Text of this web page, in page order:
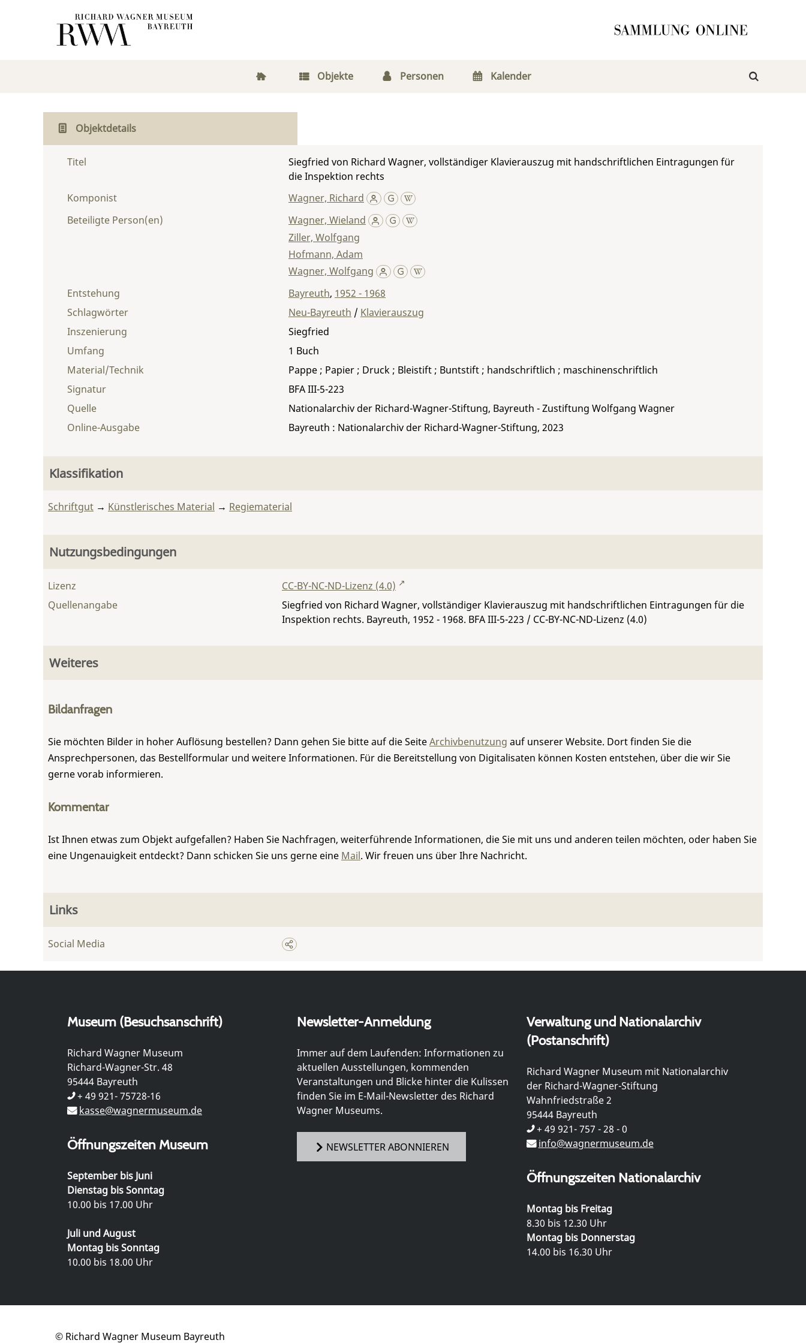
Objekte Personen Kalender
Objektdetails
Titel
Siegfried von Richard Wagner, vollständiger Klavierauszug mit handschriftlichen Eintragungen für
die Inspektion rechts
Komponist
Wagner, Richard
Beteiligte Person(en)
Wagner, Wieland
Ziller, Wolfgang
Hofmann, Adam
Wagner, Wolfgang
Entstehung
Bayreuth, 1952 - 1968
Umfang
1 Buch
Material/Technik
Pappe ; Papier ; Druck ; Bleistift ; Buntstift ; handschriftlich ; maschinenschriftlich
Inszenierung Siegfried
Signatur
BFA III-5-223
Quelle
Nationalarchiv der Richard-Wagner-Stiftung, Bayreuth - Zustiftung Wolfgang Wagner
Schlagwörter Neu-Bayreuth / Klavierauszug
Online-Ausgabe Bayreuth : Nationalarchiv der Richard-Wagner-Stiftung, 2023
Klassifikation
Schriftgut → Künstlerisches Material → Regiematerial
Nutzungsbedingungen
Lizenz
CC-BY-NC-ND-Lizenz (4.0)
Quellenangabe
Siegfried von Richard Wagner, vollständiger Klavierauszug mit handschriftlichen Eintragungen für die
Inspektion rechts. Bayreuth, 1952 - 1968. BFA III-5-223 / CC-BY-NC-ND-Lizenz (4.0)
Weiteres
Bildanfragen
Sie möchten Bilder in hoher Auflösung bestellen? Dann gehen Sie bitte auf die SeiteArchivbenutzung auf unserer Website. Dort finden Sie die
Ansprechpersonen, das Bestellformular und weitere Informationen. Für die Bereitstellung von Digitalisaten können Kosten entstehen, über die wir Sie
gerne vorab informieren.
Kommentar
Ist Ihnen etwas zum Objekt aufgefallen? Haben Sie Nachfragen, weiterführende Informationen, die Sie mit uns und anderen teilen möchten, oder haben Sie
eine Ungenauigkeit entdeckt? Dann schicken Sie uns gerne eine Mail. Wir freuen uns über Ihre Nachricht.
Links
Social Media
Museum (Besuchsanschrift)
Richard Wagner Museum
Richard-Wagner-Str. 48
95444 Bayreuth
+ 49 921- 75728-16
kasse@wagnermuseum.de
Öffnungszeiten Museum
September bis Juni
Dienstag bis Sonntag
10.00 bis 17.00 Uhr
Juli und August
Montag bis Sonntag
10.00 bis 18.00 Uhr
Newsletter-Anmeldung
Immer auf dem Laufenden: Informationen zu
aktuellen Ausstellungen, kommenden
Veranstaltungen und Blicke hinter die Kulissen
finden Sie im E-Mail-Newsletter des Richard
Wagner Museums.
NEWSLETTER ABONNIEREN
Verwaltung und Nationalarchiv
(Postanschrift)
Richard Wagner Museum mit Nationalarchiv
der Richard-Wagner-Stiftung
Wahnfriedstraße 2
95444 Bayreuth
+ 49 921- 757 - 28 - 0
info@wagnermuseum.de
Öffnungszeiten Nationalarchiv
Montag bis Freitag
8.30 bis 12.30 Uhr
Montag bis Donnerstag
14.00 bis 16.30 Uhr
© Richard Wagner Museum Bayreuth